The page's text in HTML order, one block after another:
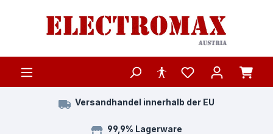
Zum Hauptinhalt springen
Versandhandel innerhalb der EU
99,9% Lagerware